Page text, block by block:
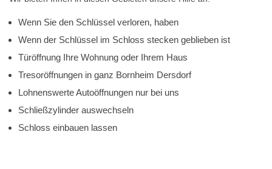
Wenn Sie den Schlüssel verloren, haben
Wenn der Schlüssel im Schloss stecken geblieben ist
Türöffnung Ihre Wohnung oder Ihrem Haus
Tresoröffnungen in ganz Bornheim Dersdorf
Lohnenswerte Autoöffnungen nur bei uns
Schließzylinder auswechseln
Schloss einbauen lassen